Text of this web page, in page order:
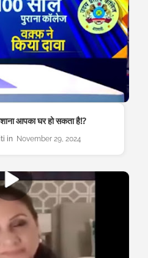
आपका घर हो सकता है⁉️
November 29, 2024